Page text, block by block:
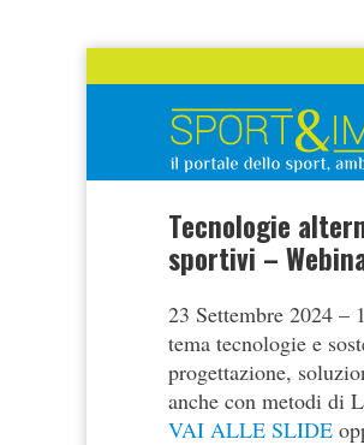
Tecnologie
sportivi –
23 Settembre 2024 –
tema tecnologie e
progettazione,
anche con metodi di
VAI ALLE SLIDE